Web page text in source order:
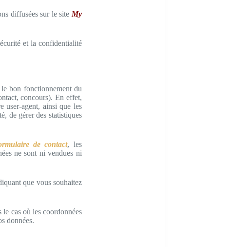
diffusées sur le site My
et la confidentialité
bon fonctionnement du
concours). En effet,
user-agent, ainsi que les
de gérer des statistiques
de contact, les
ne sont ni vendues ni
que vous souhaitez
le cas où les coordonnées
données.